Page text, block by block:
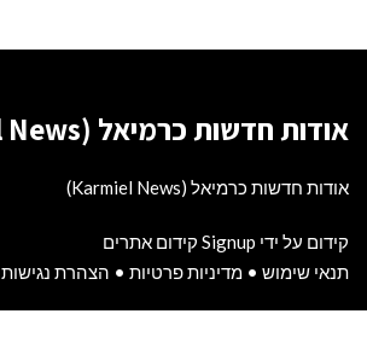
אודות חדשות כרמיאל (Karmiel News)
אודות חדשות כרמיאל (Karmiel News)
קידום על ידי Signup קידום אתרים
תנאי שימוש • מדיניות פרטיות • הצהרת נגישות